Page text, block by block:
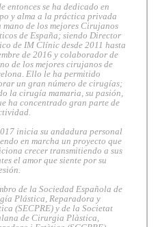
entonces se ha dedicado en
y alma a la práctica privada
mano de los mejores Cirujanos
de España; siendo Director
de IM Clínic desde 2011 hasta
de 2016 y colaborador de
de los mejores cirujanos de
Ello le ha permitido
un gran número de cirugías;
la cirugía mamaria, su pasión,
ha concentrado gran parte de
inicia su andadura personal
en marcha un proyecto que
crecer transmitiendo a sus
el amor que siente por su
de la Sociedad Española de
Plástica, Reparadora y
(SECPRE) y de la Societat
de Cirurgia Plàstica,